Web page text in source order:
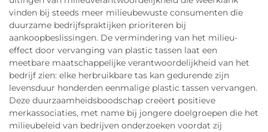
vinden bij steeds meer milieubewuste consumenten die
duurzame bedrijfspraktijken prioriteren bij
aankoopbeslissingen. De vermindering van het milieu-
effect door vervanging van plastic tassen laat een
meetbare maatschappelijke verantwoordelijkheid van het
bedrijf zien: elke herbruikbare tas kan gedurende zijn
levensduur honderden eenmalige plastic tassen vervangen.
Deze duurzaamheidsboodschap creëert positieve
merkassociaties, met name bij jongere doelgroepen die het
milieubeleid van bedrijven onderzoeken voordat zij